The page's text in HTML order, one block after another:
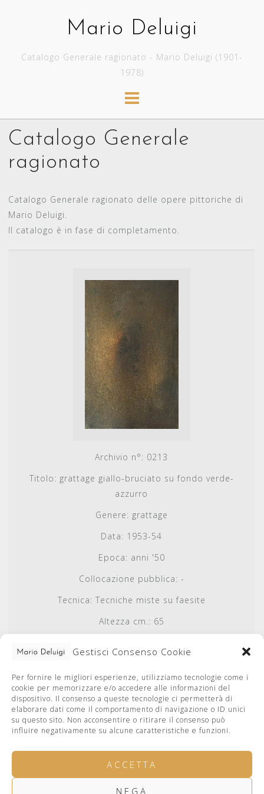
Gestisci Consenso Cookie
Per fornire le migliori esperienze, utilizziamo tecnologie come i
cookie per memorizzare e/o accedere alle informazioni del
dispositivo. Il consenso a queste tecnologie ci permetterà di
elaborare dati come il comportamento di navigazione o ID unici
su questo sito. Non acconsentire o ritirare il consenso può
influire negativamente su alcune caratteristiche e funzioni.
ACCETTA
NEGA
Mario Deluigi
Catalogo Generale ragionato - Mario Deluigi (1901-
1978)
Catalogo Generale
ragionato
Catalogo Generale ragionato delle opere pittoriche di
Mario Deluigi.
Il catalogo è in fase di completamento.
Archivio n°: 0213
Titolo: grattage giallo-bruciato su fondo verde-
azzurro
Genere: grattage
Data: 1953-54
Epoca: anni '50
Collocazione pubblica: -
Tecnica: Tecniche miste su faesite
Altezza cm.: 65
Autenticato il:2005-03-23